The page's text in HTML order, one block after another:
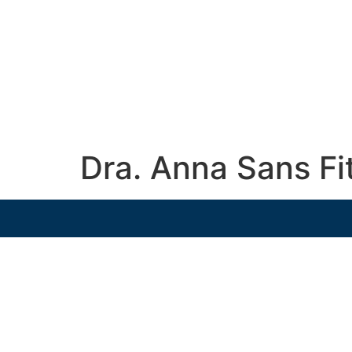
Dra. Anna Sans